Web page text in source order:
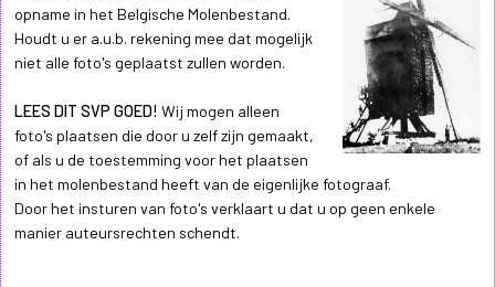
opname in het Belgische Molenbestand.
Houdt u er a.u.b. rekening mee dat mogelijk
niet alle foto's geplaatst zullen worden.
LEES DIT SVP GOED! Wij mogen alleen
foto's plaatsen die door u zelf zijn gemaakt,
of als u de toestemming voor het plaatsen
in het molenbestand heeft van de eigenlijke fotograaf.
Door het insturen van foto's verklaart u dat u op geen enkele
manier auteursrechten schendt.